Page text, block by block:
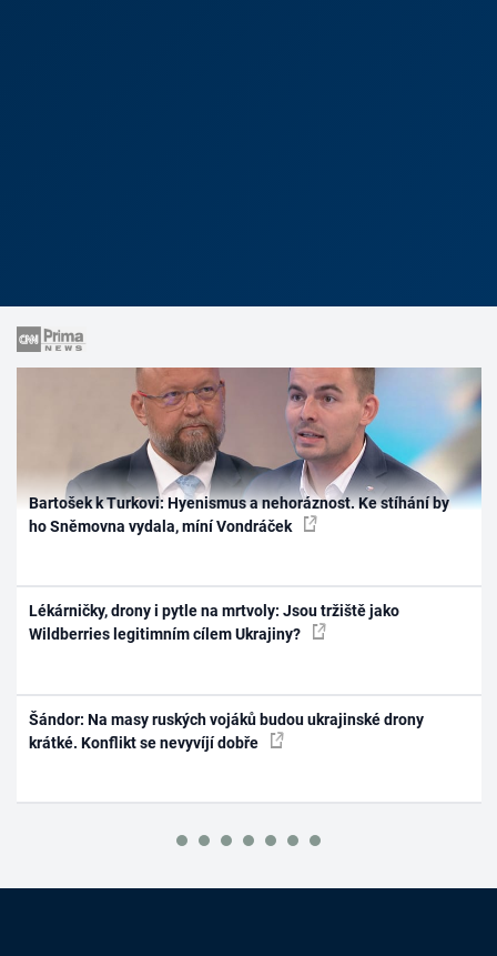
Bartošek k Turkovi: Hyenismus a nehoráznost. Ke stíhání by
ho Sněmovna vydala, míní Vondráček
Lékárničky, drony i pytle na mrtvoly: Jsou tržiště jako
Wildberries legitimním cílem Ukrajiny?
Šándor: Na masy ruských vojáků budou ukrajinské drony
krátké. Konflikt se nevyvíjí dobře